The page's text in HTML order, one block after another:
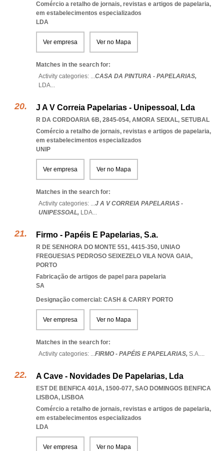
Comércio a retalho de jornais, revistas e artigos de papelaria,
em estabelecimentos especializados
LDA
Ver empresa Ver no Mapa
Matches in the search for:
Activity categories: ...CASA DA PINTURA - PAPELARIAS,
LDA...
J A V Correia Papelarias - Unipessoal, Lda
R DA CORDOARIA 6B, 2845-054, AMORA SEIXAL, SETUBAL
Comércio a retalho de jornais, revistas e artigos de papelaria,
em estabelecimentos especializados
UNIP
Ver empresa Ver no Mapa
Matches in the search for:
Activity categories: ...J A V CORREIA PAPELARIAS -
UNIPESSOAL, LDA...
Firmo - Papéis E Papelarias, S.a.
R DE SENHORA DO MONTE 551, 4415-350, UNIAO
FREGUESIAS PEDROSO SEIXEZELO VILA NOVA GAIA,
PORTO
Fabricação de artigos de papel para papelaria
SA
Designação comercial: CASH & CARRY PORTO
Ver empresa Ver no Mapa
Matches in the search for:
Activity categories: ...FIRMO - PAPÉIS E PAPELARIAS, S.A....
A Cave - Novidades De Papelarias, Lda
EST DE BENFICA 401A, 1500-077, SAO DOMINGOS BENFICA
LISBOA, LISBOA
Comércio a retalho de jornais, revistas e artigos de papelaria,
em estabelecimentos especializados
LDA
Ver empresa Ver no Mapa